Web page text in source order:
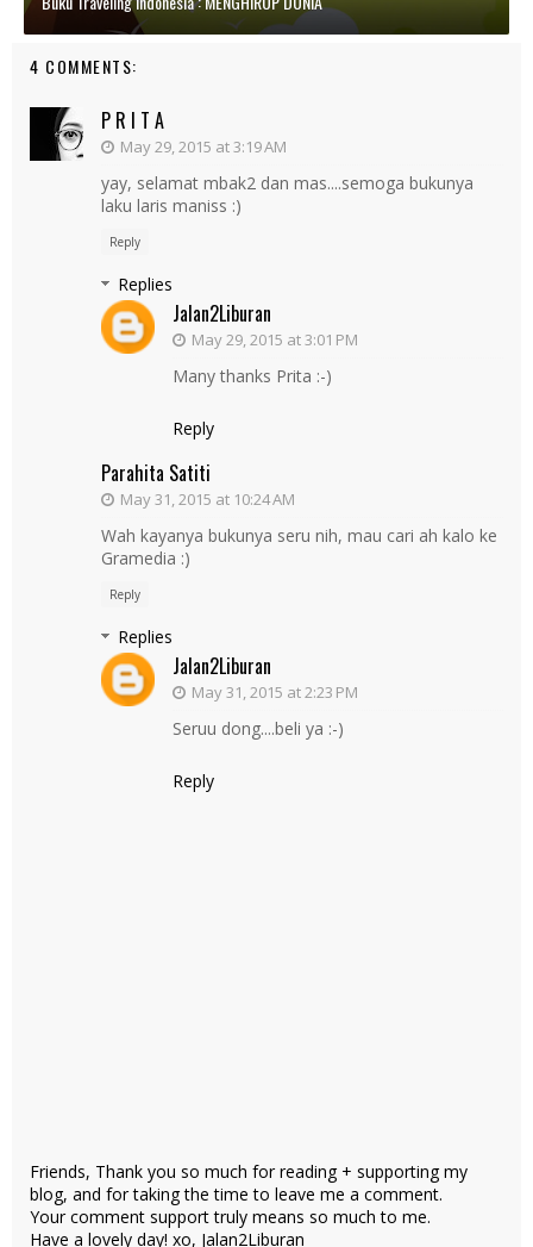
4 COMMENTS:
P R I T A
May 29, 2015 at 3:19 AM
yay, selamat mbak2 dan mas....semoga bukunya
laku laris maniss :)
Reply
Replies
Jalan2Liburan
May 29, 2015 at 3:01 PM
Many thanks Prita :-)
Reply
Parahita Satiti
May 31, 2015 at 10:24 AM
Wah kayanya bukunya seru nih, mau cari ah kalo ke
Gramedia :)
Reply
Replies
Jalan2Liburan
May 31, 2015 at 2:23 PM
Seruu dong....beli ya :-)
Reply
Friends, Thank you so much for reading + supporting my
blog, and for taking the time to leave me a comment.
Your comment support truly means so much to me.
Have a lovely day! xo, Jalan2Liburan